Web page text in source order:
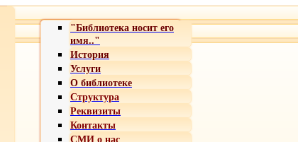
"Библиотека носит его
имя.."
История
Услуги
О библиотеке
Структура
Реквизиты
Контакты
СМИ о нас